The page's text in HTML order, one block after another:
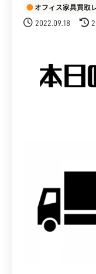
オフィス家具買取
2022.09.18